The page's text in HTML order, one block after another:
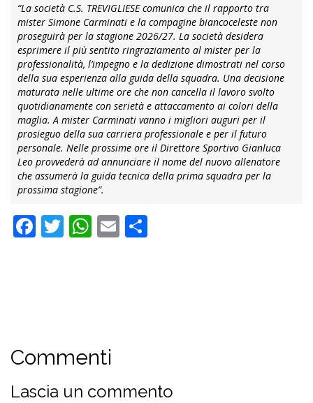
“La società C.S. TREVIGLIESE comunica che il rapporto tra
mister Simone Carminati e la compagine biancoceleste non
proseguirà per la stagione 2026/27. La società desidera
esprimere il più sentito ringraziamento al mister per la
professionalità, l’impegno e la dedizione dimostrati nel corso
della sua esperienza alla guida della squadra. Una decisione
maturata nelle ultime ore che non cancella il lavoro svolto
quotidianamente con serietà e attaccamento ai colori della
maglia. A mister Carminati vanno i migliori auguri per il
prosieguo della sua carriera professionale e per il futuro
personale. Nelle prossime ore il Direttore Sportivo Gianluca
Leo provvederà ad annunciare il nome del nuovo allenatore
che assumerà la guida tecnica della prima squadra per la
prossima stagione”.
Facebook
Twitter
WhatsApp
Email
Commenti
Lascia un commento